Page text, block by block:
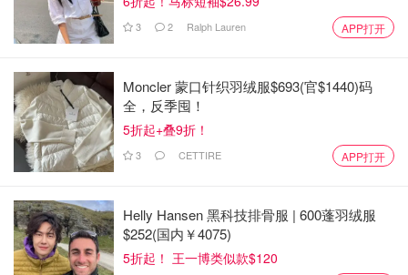
3 2 Ralph Lauren APP打开
Moncler 蒙口针织羽绒服$693(官$1440)码
全，反季囤！
5折起+叠9折！
3 CETTIRE APP打开
Helly Hansen 黑科技排骨服 | 600蓬羽绒服
$252(国内￥4075)
5折起！ 王一博类似款$120